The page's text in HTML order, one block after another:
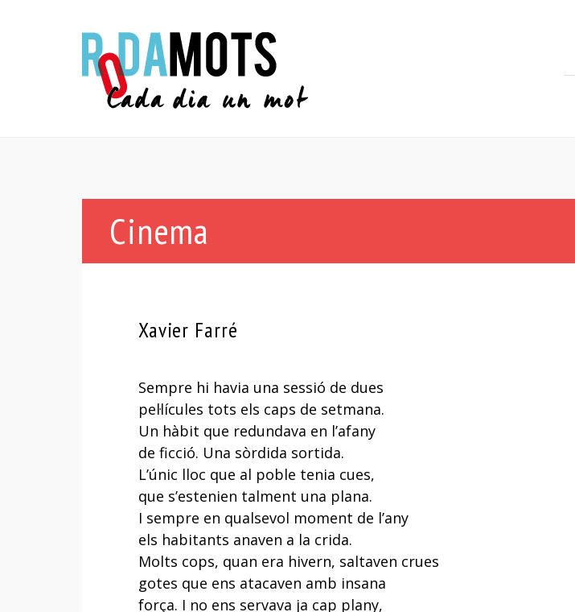
Cinema
Xavier Farré
Sempre hi havia una sessió de dues
pel·lícules tots els caps de setmana.
Un hàbit que redundava en l’afany
de ficció. Una sòrdida sortida.
L’únic lloc que al poble tenia cues,
que s’estenien talment una plana.
I sempre en qualsevol moment de l’any
els habitants anaven a la crida.
Molts cops, quan era hivern, saltaven crues
gotes que ens atacaven amb insana
força. I no ens servava ja cap plany,